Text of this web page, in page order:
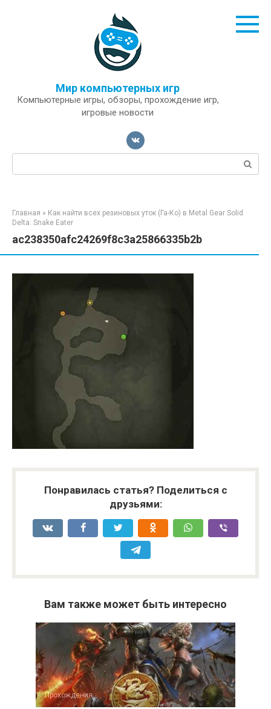
Мир компьютерных игр
Компьютерные игры, обзоры, прохождение игр,
игровые новости
Поиск:
Главная » Как найти всех резиновых уток (Га-Ко) в Metal Gear Solid
Delta: Snake Eater
ac238350afc24269f8c3a25866335b2b
Понравилась статья? Поделиться с
друзьями:
Вам также может быть интересно
Прохождения